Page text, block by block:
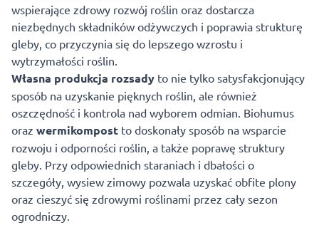
wspierające zdrowy rozwój roślin oraz dostarcza
niezbędnych składników odżywczych i poprawia strukturę
gleby, co przyczynia się do lepszego wzrostu i
wytrzymałości roślin.
Własna produkcja rozsady to nie tylko satysfakcjonujący
sposób na uzyskanie pięknych roślin, ale również
oszczędność i kontrola nad wyborem odmian. Biohumus
oraz wermikompost to doskonały sposób na wsparcie
rozwoju i odporności roślin, a także poprawę struktury
gleby. Przy odpowiednich staraniach i dbałości o
szczegóły, wysiew zimowy pozwala uzyskać obfite plony
oraz cieszyć się zdrowymi roślinami przez cały sezon
ogrodniczy.